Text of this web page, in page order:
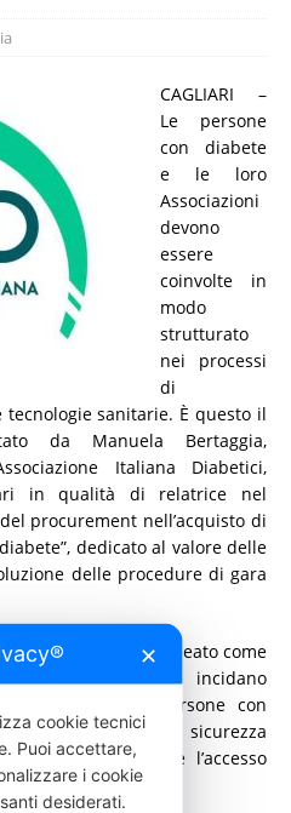
CAGLIARI –
Le persone
con diabete
e le loro
Associazioni
devono
essere
coinvolte in
modo
strutturato
nei processi
di
sanitarie. È questo il
da Manuela Bertaggia,
Italiana Diabetici,
in qualità di relatrice nel
procurement nell’acquisto di
dedicato al valore delle
delle procedure di gara
Bertaggia ha sottolineato come
gare pubbliche incidano
della vita delle persone con
terapeutica, la sicurezza
complicanze e l’accesso
✕
cookie tecnici
Puoi accettare,
i cookie
desiderati.